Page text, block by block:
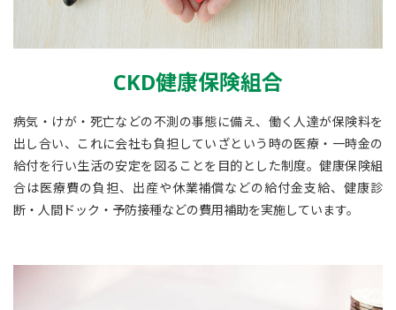
CKD健康保険組合
病気・けが・死亡などの不測の事態に備え、働く人達が保険料を
出し合い、これに会社も負担していざという時の医療・一時金の
給付を行い生活の安定を図ることを目的とした制度。健康保険組
合は医療費の負担、出産や休業補償などの給付金支給、健康診
断・人間ドック・予防接種などの費用補助を実施しています。